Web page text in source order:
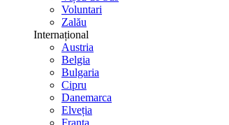
Voluntari
Zalău
Internațional
Austria
Belgia
Bulgaria
Cipru
Danemarca
Elveția
Franța